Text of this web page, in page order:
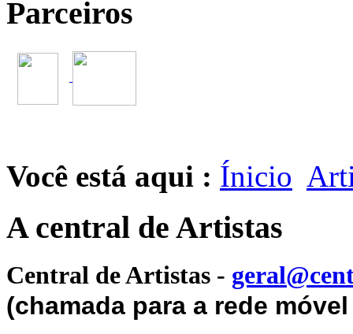
Parceiros
Você está aqui : Ínicio
A central de Artistas
Central de Artistas -
(chamada para a rede